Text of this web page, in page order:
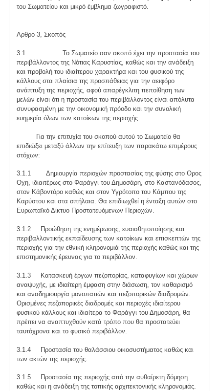
του Σωματείου και μικρό έμβλημα ζωγραφιστό.
Αρθρο 3, Σκοπός
3.1 Το Σωματείο σαν σκοπό έχει την προστασία του
περιβάλλοντος της Νότιας Καρυστίας, καθώς και την ανάδειξη
και προβολή του ιδιαίτερου χαρακτήρα και του φυσικού της
κάλλους στα πλαίσια της προσπάθειας για την αειφόρο
ανάπτυξη της περιοχής, αφού απαρέγκλιτη πεποίθηση των
μελών είναι ότι η προστασία του περιβάλλοντος είναι απόλυτα
συνυφασμένη με την οικονομική πρόοδο και την συνολική
ευημερία όλων των κατοίκων της περιοχής.
Για την επιτυχία του σκοπού αυτού το Σωματείο θα
επιδιώξει μεταξύ άλλων την επίτευξη των παρακάτω επιμέρους
στόχων:
3.1.1 Δημιουργία περιοχών προστασίας της φύσης στο Ορος
Οχη, ιδιαιτέρως στο Φαράγγι του Δημοσάρη, στο Καστανόδασος,
στον Κάβοντόρο καθώς και στον Υγρότοπο του Κάμπου της
Καρύστου και στα σπήλαια. Θα επιδιωχθεί η ένταξη αυτών στο
Ευρωπαϊκό Δίκτυο Προστατευόμενων Περιοχών.
3.1.2 Προώθηση της ενημέρωσης, ευαισθητοποίησης και
περιβαλλοντικής εκπαίδευσης των κατοίκων και επισκεπτών της
περιοχής για την εθνική κληρονομιά της περιοχής καθώς και της
επιστημονικής έρευνας για το περιβάλλον.
3.1.3 Κατασκευή έργων πεζοπορίας, καταφυγίων και χώρων
αναψυχής, με ιδιαίτερη έμφαση στην διάσωση, τov καθαρισμό
και αναδημιουργία μονοπατιών και πεζοπορικών διαδρομών.
Ορισμένες πεζοπορικές διαδρομές και περιοχές ιδιαίτερου
φυσικού κάλλους και ιδιαίτερα το Φαράγγι του Δημοσάρη, θα
πρέπει να αναπτυχθούν κατά τρόπο που θα προστατεύει
ταυτόχρονα και το φυσικό περιβάλλον.
3.1.4 Προστασία του θαλάσσιου οικοσυστήματος καθώς και
των ακτών της περιοχής.
3.1.5 Προστασία της περιοχής από την αυθαίρετη δόμηση
καθώς και η ανάδειξη της τοπικής αρχιτεκτονικής κληρονομιάς.